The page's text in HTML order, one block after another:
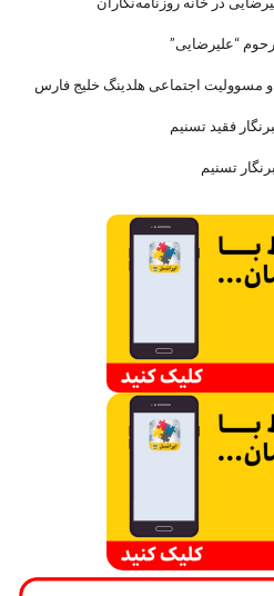
“علیرضایی”
مسوولیت اجتماعی هلدینگ خلیج فارس
فقید تسنیم
تسنیم